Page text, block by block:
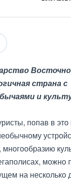
страна с
и
попав в это
можно
на несколько